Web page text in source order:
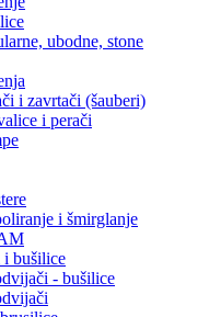
ubodne, stone
i zavrtači (šauberi)
i perači
i šmirglanje
bušilice
- bušilice